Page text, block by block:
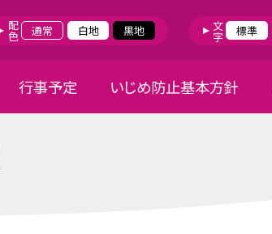
配色 通常 白地 黒地 文字 標準
行事予定 いじめ防止基本方針